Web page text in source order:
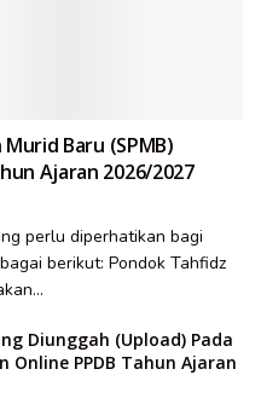
Baru (SPMB)
Ajaran 2026/2027
perlu diperhatikan bagi
berikut: Pondok Tahfidz
Diunggah (Upload) Pada
Online PPDB Tahun Ajaran